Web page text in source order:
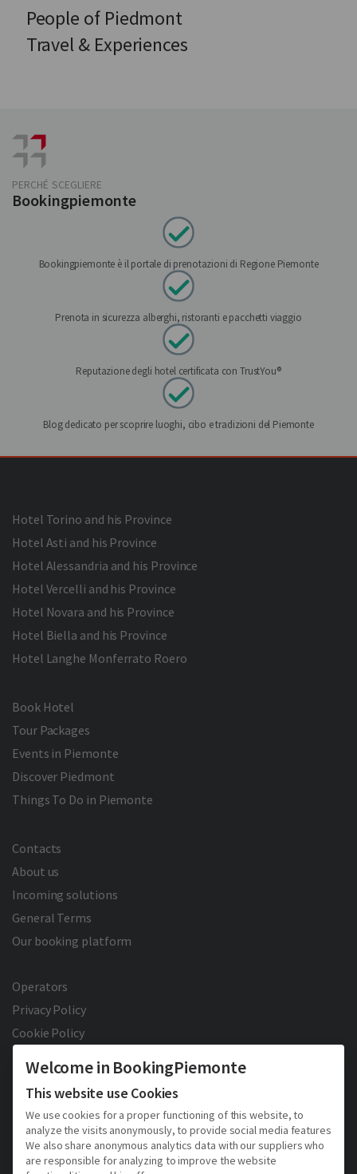
People of Piedmont
Travel & Experiences
PERCHÉ SCEGLIERE
Bookingpiemonte
Bookingpiemonte è il portale di prenotazioni di Regione Piemonte
Prenota in sicurezza alberghi, ristoranti e pacchetti viaggio
Reputazione degli hotel certificata con TrustYou®
Blog dedicato per scoprire luoghi, cibo e tradizioni del Piemonte
Hotel Torino and his Province
Hotel Asti and his Province
Hotel Alessandria and his Province
Hotel Vercelli and his Province
Hotel Novara and his Province
Hotel Biella and his Province
Hotel Langhe Monferrato Roero
Book Hotel
Tour Packages
Events in Piemonte
Discover Piedmont
Things To Do in Piemonte
Contacts
About us
Incoming solutions
General Terms
Our booking platform
Operators
Privacy Policy
Cookie Policy
2026 © Copyright - Turismo Alpmed S.r.l.
Cap. Soc. € 40.000 I.V. - P.IVA IT10807510010 - R.E.A TO 1163413
Welcome in BookingPiemonte
This website use Cookies
We use cookies for a proper functioning of this website, to
analyze the visits anonymously, to provide social media features
We also share anonymous analytics data with our suppliers who
are responsible for analyzing to improve the website